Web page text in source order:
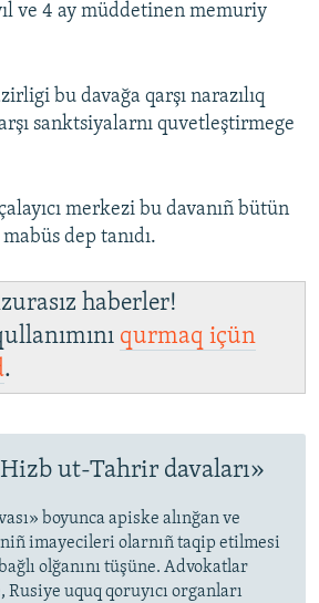
ve 4 ay müddetinen memuriy
bu davağa qarşı narazılıq
sanktsiyalarnı quvetleştirmege
merkezi bu davanıñ bütün
dep tanıdı.
haberler!
qurmaq içün
.
ut-Tahrir davaları»
boyunca apiske alınğan ve
imayecileri olarnıñ taqip etilmesi
olğanını tüşüne. Advokatlar
uquq qoruyıcı organları